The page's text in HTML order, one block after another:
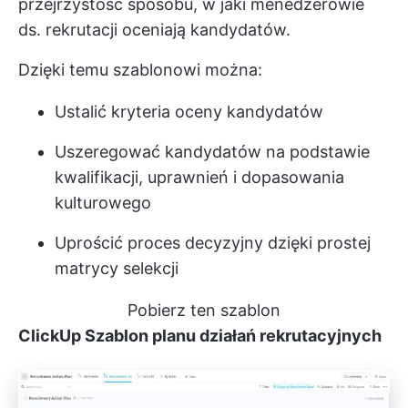
przejrzystość sposobu, w jaki menedżerowie
ds. rekrutacji oceniają kandydatów.
Dzięki temu szablonowi można:
Ustalić kryteria oceny kandydatów
Uszeregować kandydatów na podstawie
kwalifikacji, uprawnień i dopasowania
kulturowego
Uprościć proces decyzyjny dzięki prostej
matrycy selekcji
Pobierz ten szablon
ClickUpSzablon planu działań rekrutacyjnych